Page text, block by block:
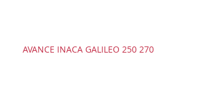
AVANCE INACA GALILEO 250 270